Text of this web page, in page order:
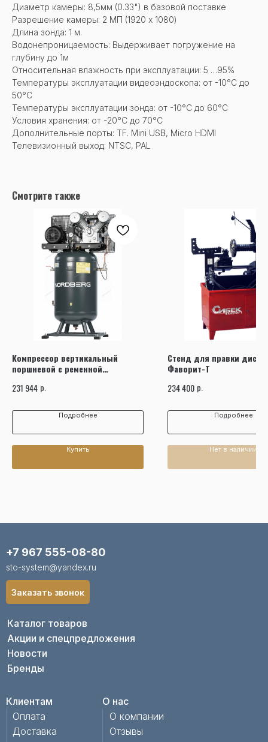
Диаметр камеры: 8,5мм (0.33") в базовой поставке
Разрешение камеры: 2 МП (1920 x 1080)
Длина зонда: 1 м.
Водонепроницаемость: Выдерживает погружение на
глубину до 1м
Относительная влажность при эксплуатации: 5 …95%
Температуры эксплуатации видеоэндоскопа: от -10°C до
50°C
Температуры эксплуатации зонда: от -10°C до 60°C
Условия хранения: от -20°C до 70°C
Дополнительные порты: TF. Mini USB, Micro HDMI
Телевизионный выход: NTSC, PAL
Смотрите также
Компрессор вертикальный
поршневой с ременной
1400л/мин NORDBERG
231 944 р.
Подробнее
Купить
Стенд для правки
Фаворит-Т
234 400 р.
Подробнее
Нет в наличии
Каталог товаров
Акции и спецпредложения
Новости
Бренды
Клиентам
Оплата
Доставка
О нас
О компании
Отзывы
+7 967 555-08-80
sto-system@yandex.ru
Заказать звонок